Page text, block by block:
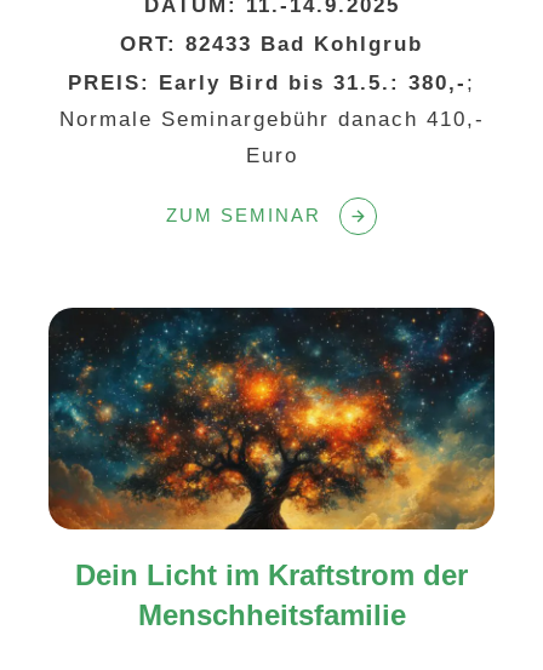
DATUM:
11.-14.9.2025
ORT: 82433 Bad Kohlgrub
PREIS: Early Bird bis 31.5.: 380,- ;
Normale Seminargebühr danach 410,-
Euro
ZUM SEMINAR
Dein Licht im Kraftstrom der
Menschheitsfamilie